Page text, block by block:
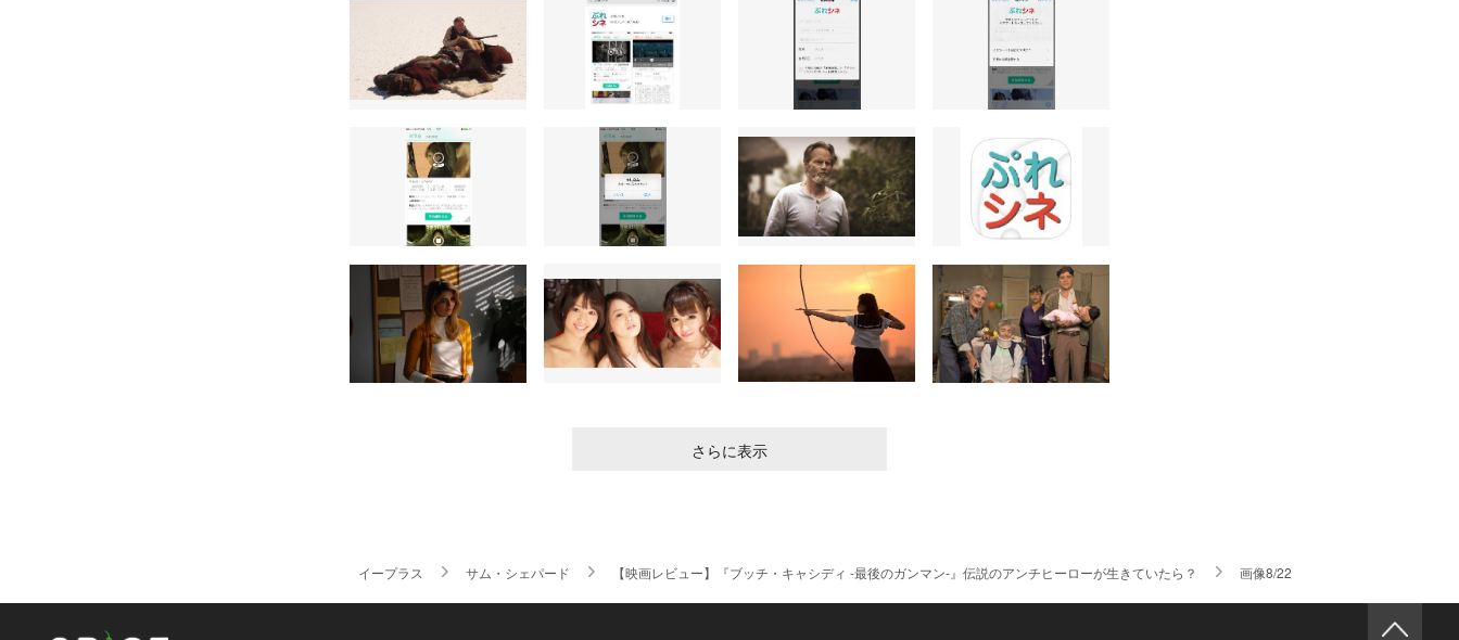
さらに表示
イープラス サム・シェパード 【映画レビュー】『ブッチ・キャシディ -最後のガンマン-』伝説のアンチヒーローが生きていたら？ 画像8/22